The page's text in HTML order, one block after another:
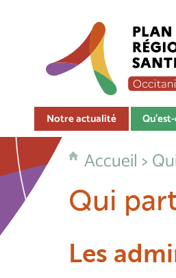
Notre actualité
Accueil>
Qui
Les